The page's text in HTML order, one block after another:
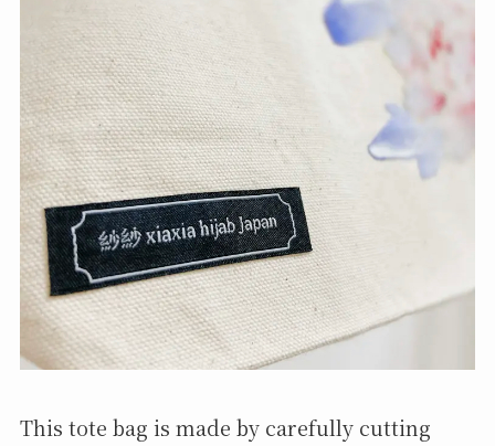
This tote bag is made by carefully cutting